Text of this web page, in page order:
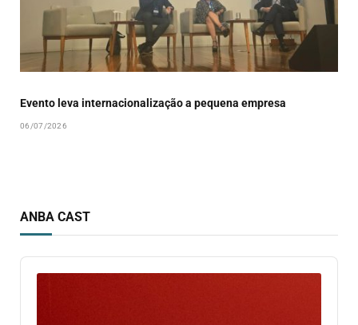
Evento leva internacionalização a pequena empresa
06/07/2026
ANBA CAST
Audio
Player